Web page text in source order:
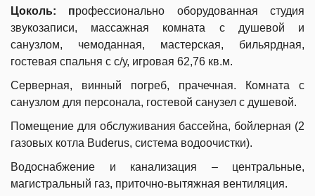
Цоколь: профессионально оборудованная студия
звукозаписи, массажная комната с душевой и
санузлом, чемоданная, мастерская, бильярдная,
гостевая спальня с с/у, игровая 62,76 кв.м.
Серверная, винный погреб, прачечная. Комната с
санузлом для персонала, гостевой санузел с душевой.
Помещение для обслуживания бассейна, бойлерная (2
газовых котла Buderus, система водоочистки).
Водоснабжение и канализация – центральные,
магистральный газ, приточно-вытяжная вентиляция.